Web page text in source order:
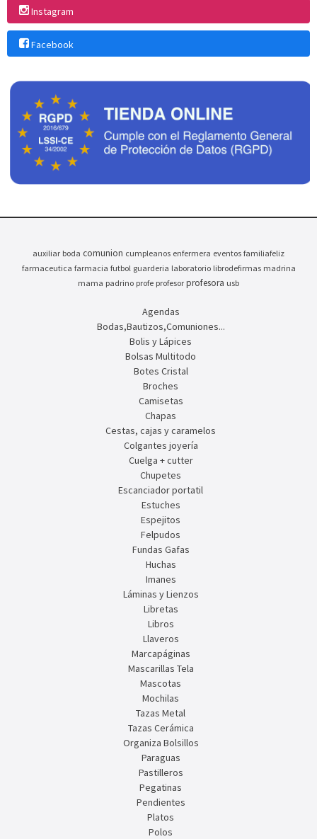
Instagram
Facebook
auxiliar boda comunion cumpleanos enfermera eventos familiafeliz
farmaceutica farmacia futbol guarderia laboratorio librodefirmas madrina
mama padrino profe profesor profesora usb
Agendas
Bodas,Bautizos,Comuniones...
Bolis y Lápices
Bolsas Multitodo
Botes Cristal
Broches
Camisetas
Chapas
Cestas, cajas y caramelos
Colgantes joyería
Cuelga + cutter
Chupetes
Escanciador portatil
Estuches
Espejitos
Felpudos
Fundas Gafas
Huchas
Imanes
Láminas y Lienzos
Libretas
Libros
Llaveros
Marcapáginas
Mascarillas Tela
Mascotas
Mochilas
Tazas Metal
Tazas Cerámica
Organiza Bolsillos
Paraguas
Pastilleros
Pegatinas
Pendientes
Platos
Polos